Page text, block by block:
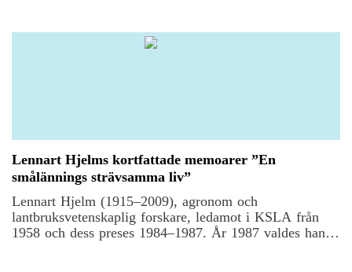
Lennart Hjelms kortfattade memoarer ”En
smålännings strävsamma liv”
Lennart Hjelm (1915–2009), agronom och
lantbruksvetenskaplig forskare, ledamot i KSLA från
1958 och dess preses 1984–1987. År 1987 valdes han